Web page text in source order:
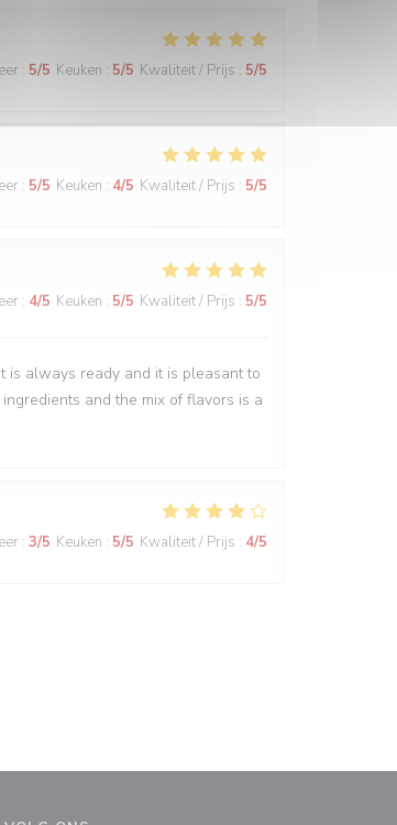
: 5/5 Keuken : 5/5 Kwaliteit / Prijs : 5/5
: 5/5 Keuken : 4/5 Kwaliteit / Prijs : 5/5
: 4/5 Keuken : 5/5 Kwaliteit / Prijs : 5/5
is always ready and it is pleasant to
and the mix of flavors is a
: 3/5 Keuken : 5/5 Kwaliteit / Prijs : 4/5